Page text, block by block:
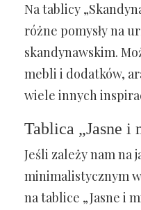
Na tablicy
różne pomysły na
skandynawskim.
mebli i dodatków,
wiele innych
Tablica „Jasne i
Jeśli zależy nam na
minimalistycznym
na tablice „Jasne i